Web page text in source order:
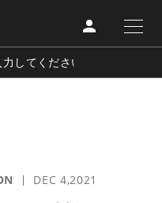
ュー満載のメディア。
インテリア
DEC 4,2021